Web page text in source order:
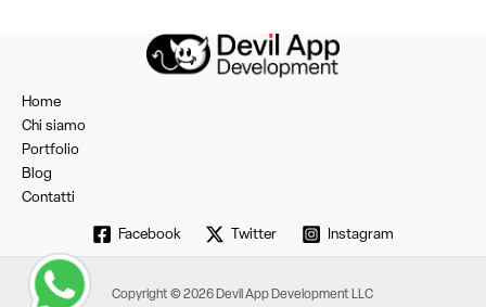
Home
Chi siamo
Portfolio
Blog
Contatti
Facebook Twitter Instagram
Copyright © 2026 Devil App Development LLC